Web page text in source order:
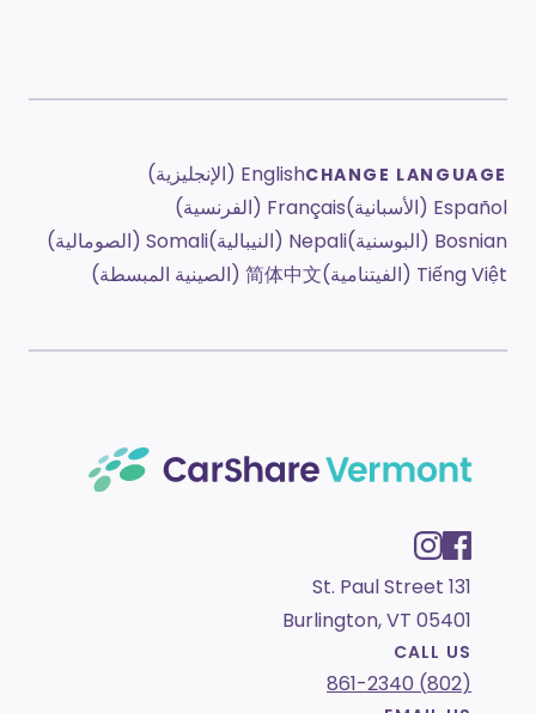
CHANGE LANGUAGEEnglish (الإنجليزية)
Español (الأسبانية)
Français (الفرنسية)
Bosnian (البوسنية)
Nepali (النيبالية)
Somali (الصومالية)
Tiếng Việt (الفيتنامية)
简体中文 (الصينية المبسطة)
131 St. Paul Street
Burlington, VT 05401
CALL US
(802) 861-2340